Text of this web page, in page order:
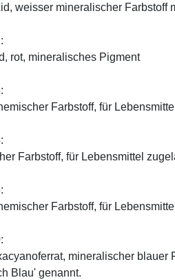
weisser mineralischer Farbstoff
rot, mineralisches Pigment
Farbstoff, für
Farbstoff, für Lebensmittel
Farbstoff, für
mineralischer
Blau' genannt.